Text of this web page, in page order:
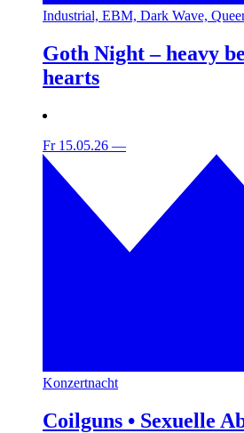
Industrial, EBM, Dark Wave,
Goth Night – heavy
hearts
Fr 15.05.26 —
Konzertnacht
Coilguns • Sexuelle